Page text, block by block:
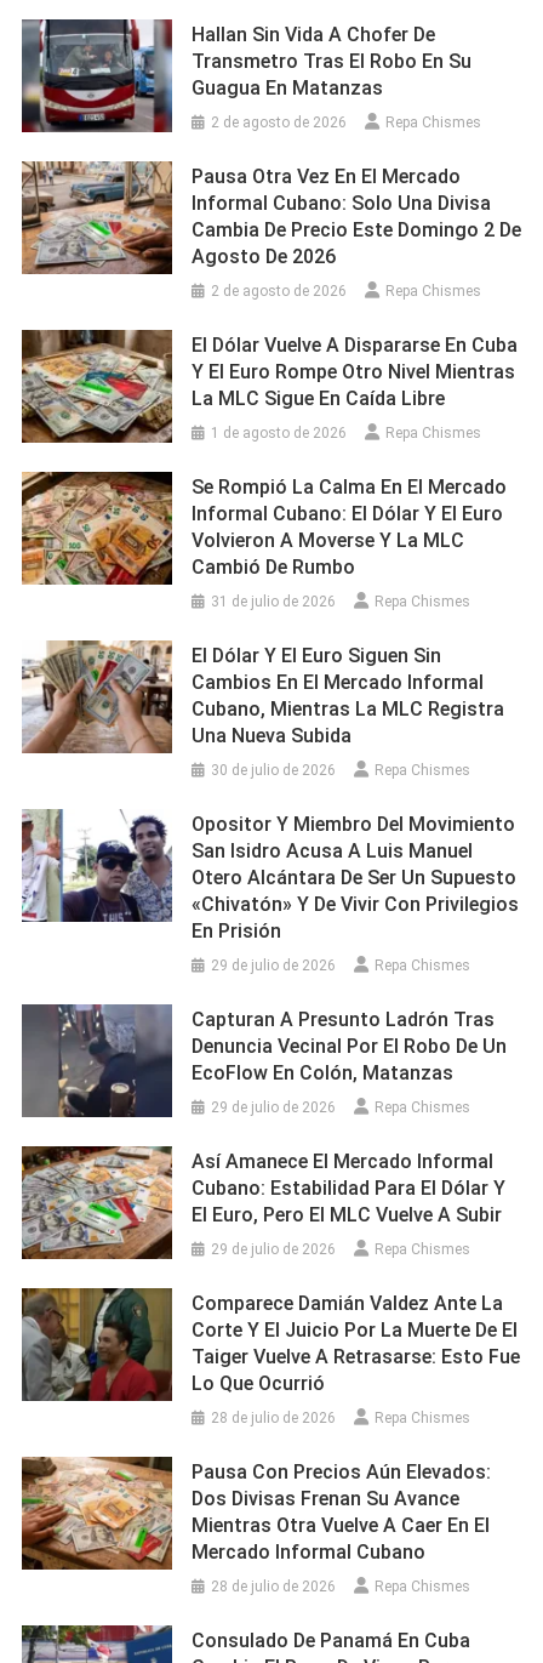
Hallan Sin Vida A Chofer De
Transmetro Tras El Robo En Su
Guagua En Matanzas
2 de agosto de 2026 Repa Chismes
Pausa Otra Vez En El Mercado
Informal Cubano: Solo Una Divisa
Cambia De Precio Este Domingo 2 De
Agosto De 2026
2 de agosto de 2026 Repa Chismes
El Dólar Vuelve A Dispararse En Cuba
Y El Euro Rompe Otro Nivel Mientras
La MLC Sigue En Caída Libre
1 de agosto de 2026 Repa Chismes
Se Rompió La Calma En El Mercado
Informal Cubano: El Dólar Y El Euro
Volvieron A Moverse Y La MLC
Cambió De Rumbo
31 de julio de 2026 Repa Chismes
El Dólar Y El Euro Siguen Sin
Cambios En El Mercado Informal
Cubano, Mientras La MLC Registra
Una Nueva Subida
30 de julio de 2026 Repa Chismes
Opositor Y Miembro Del Movimiento
San Isidro Acusa A Luis Manuel
Otero Alcántara De Ser Un Supuesto
«chivatón» Y De Vivir Con Privilegios
En Prisión
29 de julio de 2026 Repa Chismes
Capturan A Presunto Ladrón Tras
Denuncia Vecinal Por El Robo De Un
EcoFlow En Colón, Matanzas
29 de julio de 2026 Repa Chismes
Así Amanece El Mercado Informal
Cubano: Estabilidad Para El Dólar Y
El Euro, Pero El MLC Vuelve A Subir
29 de julio de 2026 Repa Chismes
Comparece Damián Valdez Ante La
Corte Y El Juicio Por La Muerte De El
Taiger Vuelve A Retrasarse: Esto Fue
Lo Que Ocurrió
28 de julio de 2026 Repa Chismes
Pausa Con Precios Aún Elevados:
Dos Divisas Frenan Su Avance
Mientras Otra Vuelve A Caer En El
Mercado Informal Cubano
28 de julio de 2026 Repa Chismes
Consulado De Panamá En Cuba